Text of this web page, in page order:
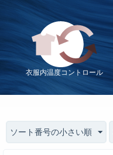
衣服内温度コントロール
ソート番号の小さい順